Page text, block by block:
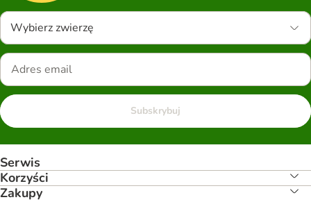
Wybierz zwierzę
Subskrybuj
Serwis
Korzyści
Zakupy